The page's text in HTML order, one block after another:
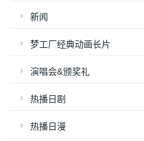
新闻
梦工厂经典动画长片
演唱会&颁奖礼
热播日剧
热播日漫